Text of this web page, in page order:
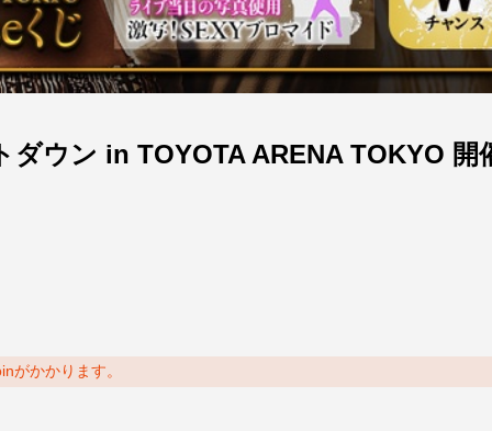
ウン in TOYOTA ARENA TOKYO 開
がかかります。